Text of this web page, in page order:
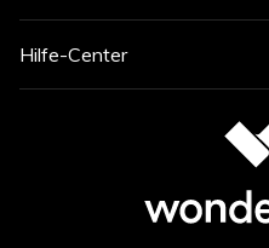
Hilfe-Center